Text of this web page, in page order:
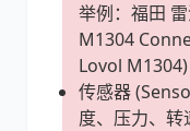
举例：福田
M1304
Lovol M1304)
传感器
度、压力、转